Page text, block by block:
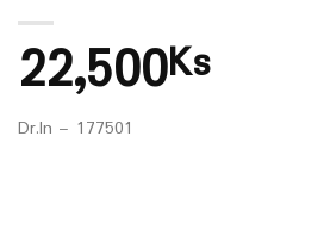
22,500Ks
Dr.In – 177501